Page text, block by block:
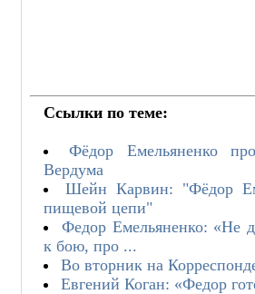
Ссылки по теме:
Фёдор Емельяненко
Вердума
Шейн Карвин: "Фёдор
пищевой цепи"
Федор Емельяненко: «Не
к бою, про ...
Во вторник на
Евгений Коган: «Федор